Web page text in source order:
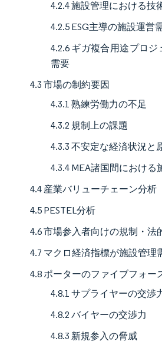
4.2.4 施設管理における技
4.2.5 ESG主導の施設運営
4.2.6 ギガ複合用途プロ
需要
4.3 市場の制約要因
4.3.1 熟練労働力の不足
4.3.2 規制上の課題
4.3.3 不安定な経済状況と
4.3.4 MEA諸国間におけ
4.4 産業バリューチェーン分析
4.5 PESTEL分析
4.6 市場参入者向けの規制・法
4.7 マクロ経済指標が施設管理
4.8 ポーターのファイブフォー
4.8.1 サプライヤーの交渉
4.8.2 バイヤーの交渉力
4.8.3 新規参入の脅威